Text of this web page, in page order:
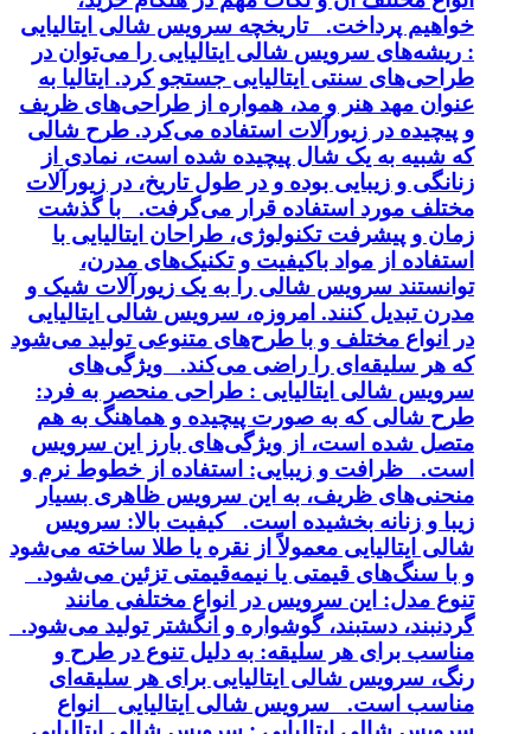
خواهیم پرداخت. تاریخچه سرویس شالی ایتالیایی
: ریشه‌های سرویس شالی ایتالیایی را می‌توان در
طراحی‌های سنتی ایتالیایی جستجو کرد. ایتالیا به
عنوان مهد هنر و مد، همواره از طراحی‌های ظریف
و پیچیده در زیورآلات استفاده می‌کرد. طرح شالی
که شبیه به یک شال پیچیده شده است، نمادی از
زنانگی و زیبایی بوده و در طول تاریخ، در زیورآلات
مختلف مورد استفاده قرار می‌گرفت. با گذشت
زمان و پیشرفت تکنولوژی، طراحان ایتالیایی با
استفاده از مواد باکیفیت و تکنیک‌های مدرن،
توانستند سرویس شالی را به یک زیورآلات شیک و
مدرن تبدیل کنند. امروزه، سرویس شالی ایتالیایی
در انواع مختلف و با طرح‌های متنوعی تولید می‌شود
که هر سلیقه‌ای را راضی می‌کند. ویژگی‌های
سرویس شالی ایتالیایی : طراحی منحصر به فرد:
طرح شالی که به صورت پیچیده و هماهنگ به هم
متصل شده است، از ویژگی‌های بارز این سرویس
است. ظرافت و زیبایی: استفاده از خطوط نرم و
منحنی‌های ظریف، به این سرویس ظاهری بسیار
زیبا و زنانه بخشیده است. کیفیت بالا: سرویس
شالی ایتالیایی معمولاً از نقره یا طلا ساخته می‌شود
و با سنگ‌های قیمتی یا نیمه‌قیمتی تزئین می‌شود.
تنوع مدل: این سرویس در انواع مختلفی مانند
گردنبند، دستبند، گوشواره و انگشتر تولید می‌شود.
مناسب برای هر سلیقه: به دلیل تنوع در طرح و
رنگ، سرویس شالی ایتالیایی برای هر سلیقه‌ای
مناسب است. سرویس شالی ایتالیایی انواع